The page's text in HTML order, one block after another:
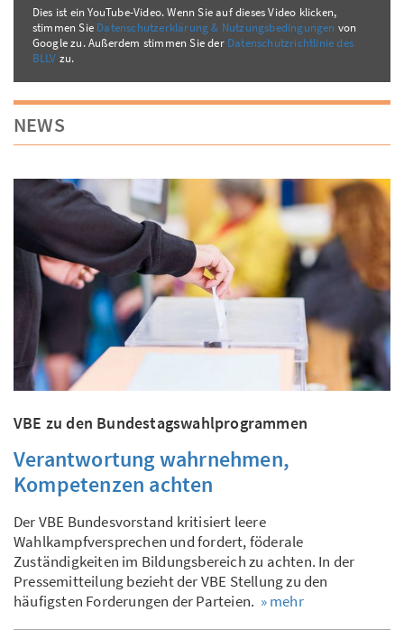
Dies ist ein YouTube-Video. Wenn Sie auf dieses Video klicken,
stimmen Sie Datenschutzerklärung & Nutzungsbedingungen von
Google zu. Außerdem stimmen Sie der Datenschutzrichtlinie des
BLLV zu.
NEWS
VBE zu den Bundestagswahlprogrammen
Verantwortung wahrnehmen,
Kompetenzen achten
Der VBE Bundesvorstand kritisiert leere
Wahlkampfversprechen und fordert, föderale
Zuständigkeiten im Bildungsbereich zu achten. In der
Pressemitteilung bezieht der VBE Stellung zu den
häufigsten Forderungen der Parteien. » mehr